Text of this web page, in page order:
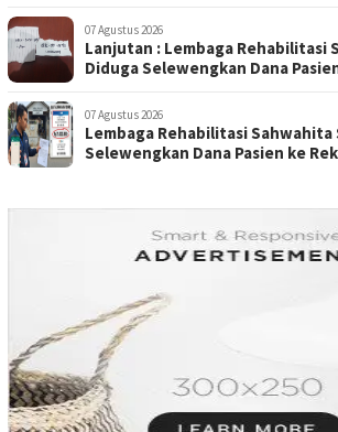
07 Agustus 2026
Lanjutan : Lembaga Rehabilitasi
Diduga Selewengkan Dana
07 Agustus 2026
Lembaga Rehabilitasi
Selewengkan Dana Pasien ke